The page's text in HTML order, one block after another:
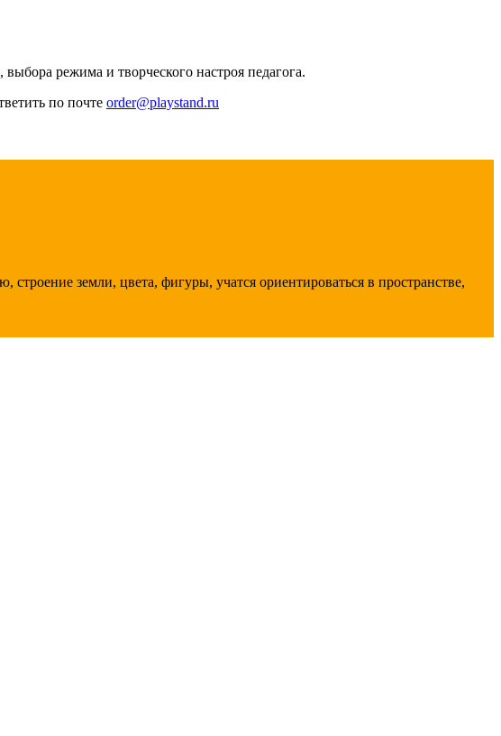
режима и творческого настроя педагога.
по почте order@playstand.ru
земли, цвета, фигуры, учатся ориентироваться в пространстве,